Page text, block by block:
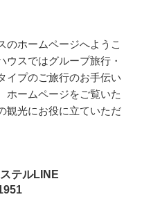
のホームページへようこ
ウスではグループ旅行・
イプのご旅行のお手伝い
ホームページをご覧いた
観光にお役に立ていただ
テルLINE